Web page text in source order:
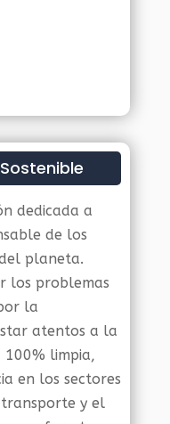
dedicada a
de los
planeta.
los problemas
la
atentos a la
100% limpia,
en los sectores
y el